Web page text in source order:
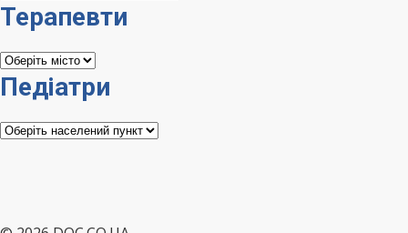
лікарі
Терапевти
Терапевти
Педіатри
Педіатри